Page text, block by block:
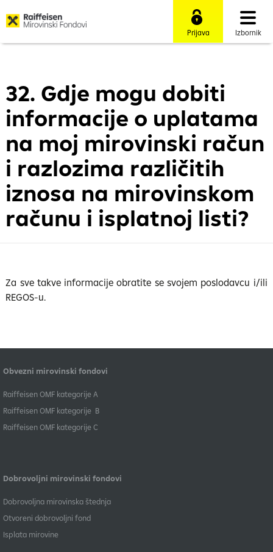
Izbornik
Prijava
32. Gdje mogu dobiti
informacije o uplatama
na moj mirovinski račun
i razlozima različitih
iznosa na mirovinskom
računu i isplatnoj listi?
Za sve takve informacije obratite se svojem poslodavcu i/ili
REGOS-u.
Obvezni mirovinski fondovi
​Raiffeisen OMF kategorije A
Raiffeisen OMF kategorije B
​Raiffeisen OMF kategorije C
Dobrovoljni mirovinski fondovi
Dobrovoljna mirovinska štednja
Otvoreni dobrovoljni fond
Isplata mirovine